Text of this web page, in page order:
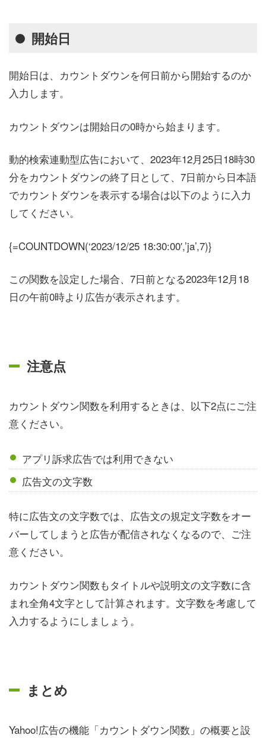
開始日
開始日は、カウントダウンを何日前から開始するのか
入力します。
カウントダウンは開始日の0時から始まります。
動的検索連動型広告において、2023年12月25日18時30
分をカウントダウンの終了日として、7日前から日本語
でカウントダウンを表示する場合は以下のように入力
してください。
{=COUNTDOWN(‘2023/12/25 18:30:00′,’ja’,7)}
この関数を設定した場合、7日前となる2023年12月18
日の午前0時より広告が表示されます。
注意点
カウントダウン関数を利用するときは、以下2点にご注
意ください。
アプリ訴求広告では利用できない
広告文の文字数
特に広告文の文字数では、広告文の規定文字数をオー
バーしてしまうと広告が配信されなくなるので、ご注
意ください。
カウントダウン関数もタイトルや説明文の文字数に含
まれ全角4文字として計算されます。文字数を考慮して
入力するようにしましょう。
まとめ
Yahoo!広告の機能「カウントダウン関数」の概要と設